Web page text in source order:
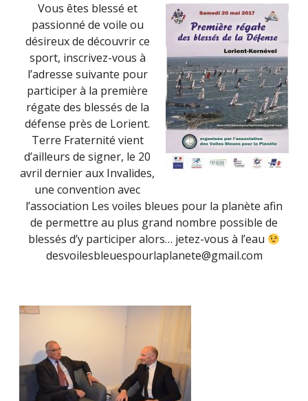
Vous êtes blessé et
passionné de voile ou
désireux de découvrir ce
sport, inscrivez-vous à
l’adresse suivante pour
participer à la première
régate des blessés de la
défense près de Lorient.
Terre Fraternité vient
d’ailleurs de signer, le 20
avril dernier aux Invalides,
une convention avec
l’association Les voiles bleues pour la planète afin
de permettre au plus grand nombre possible de
blessés d’y participer alors… jetez-vous à l’eau
desvoilesbleuespourlaplanete@gmail.com